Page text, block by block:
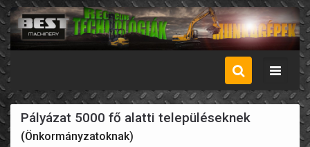
Menü
Pályázat 5000 fő alatti településeknek
(Önkormányzatoknak)